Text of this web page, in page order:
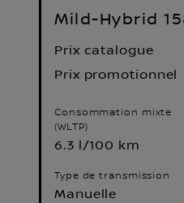
Mild-Hybrid
Prix catalogue
Prix promotionnel
Consommation mixte
(WLTP)
6.3 l/100 km
Type de transmission
Manuelle